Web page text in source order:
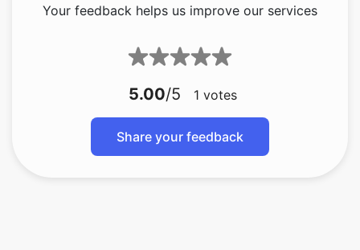
5.00
Share your feedback